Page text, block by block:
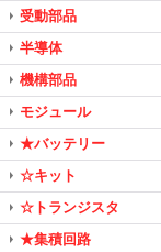
受動部品
半導体
機構部品
モジュール
★バッテリー
☆キット
☆トランジスタ
★集積回路